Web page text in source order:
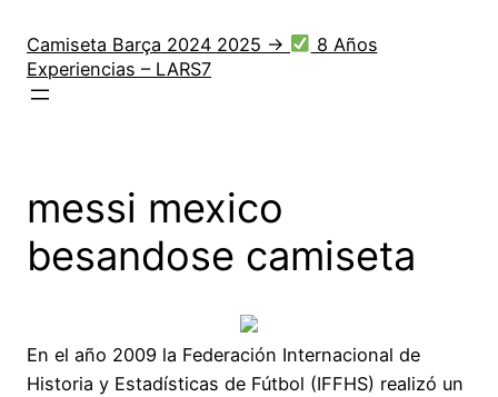
contenido
Camiseta Barça 2024 2025 →
8 Años
Experiencias – LARS7
messi mexico
besandose camiseta
En el año 2009 la Federación Internacional de
Historia y Estadísticas de Fútbol (IFFHS) realizó un